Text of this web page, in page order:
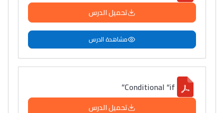
باش تقدر تساعد الناس
يلقاو التوازن من الدّاخل
ومن الخارج، بشرى
تحميل الدرس
مشاهدة الدرس
Conditional “if”
تحميل الدرس